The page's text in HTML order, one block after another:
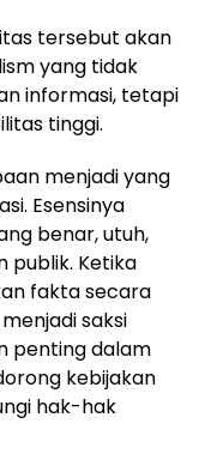
tersebut akan
yang tidak
informasi, tetapi
tinggi.
menjadi yang
Esensinya
benar, utuh,
publik. Ketika
fakta secara
saksi
penting dalam
kebijakan
hak-hak